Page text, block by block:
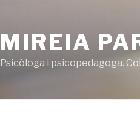
MIREIA
Psicòloga i psicopedagoga.